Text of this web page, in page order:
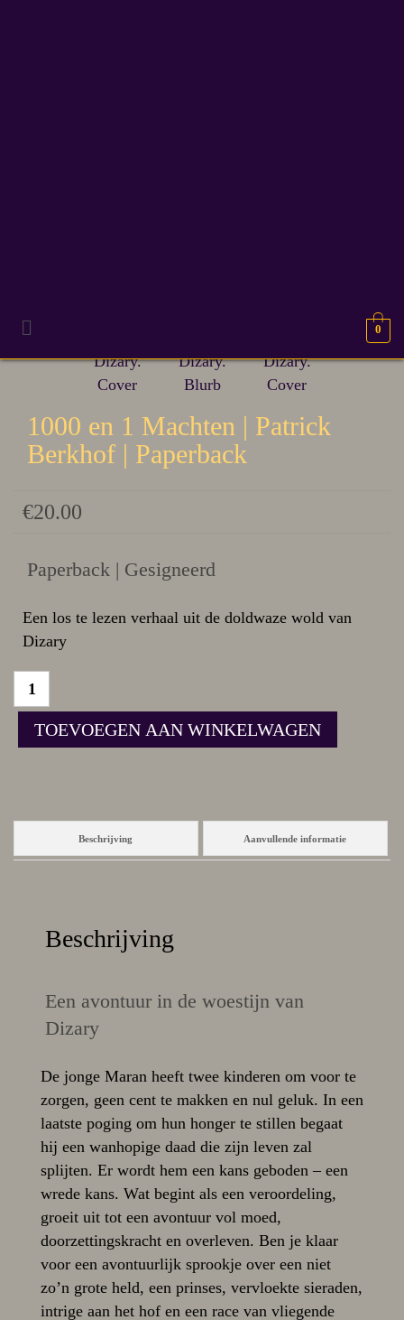
0
1000 en 1 Machten | Patrick
Berkhof | Paperback
€20.00
Paperback | Gesigneerd
Een los te lezen verhaal uit de doldwaze wold van
Dizary
TOEVOEGEN AAN WINKELWAGEN
Beschrijving Aanvullende informatie
Beschrijving
Een avontuur in de woestijn van
Dizary
De jonge Maran heeft twee kinderen om voor te
zorgen, geen cent te makken en nul geluk. In een
laatste poging om hun honger te stillen begaat
hij een wanhopige daad die zijn leven zal
splijten. Er wordt hem een kans geboden – een
wrede kans. Wat begint als een veroordeling,
groeit uit tot een avontuur vol moed,
doorzettingskracht en overleven. Ben je klaar
voor een avontuurlijk sprookje over een niet
zo’n grote held, een prinses, vervloekte sieraden,
intrige aan het hof en een race van vliegende